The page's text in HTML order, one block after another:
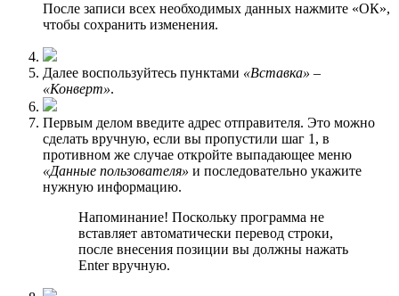
После записи всех необходимых данных нажмите «ОК»,
чтобы сохранить изменения.
Далее воспользуйтесь пунктами «Вставка» –
«Конверт».
Первым делом введите адрес отправителя. Это можно
сделать вручную, если вы пропустили шаг 1, в
противном же случае откройте выпадающее меню
«Данные пользователя» и последовательно укажите
нужную информацию.
Напоминание! Поскольку программа не
вставляет автоматически перевод строки,
после внесения позиции вы должны нажать
Enter вручную.